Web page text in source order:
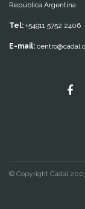
República Argentina
Tel: +54911 5752 2406
E-mail:
© Copyright Cadal